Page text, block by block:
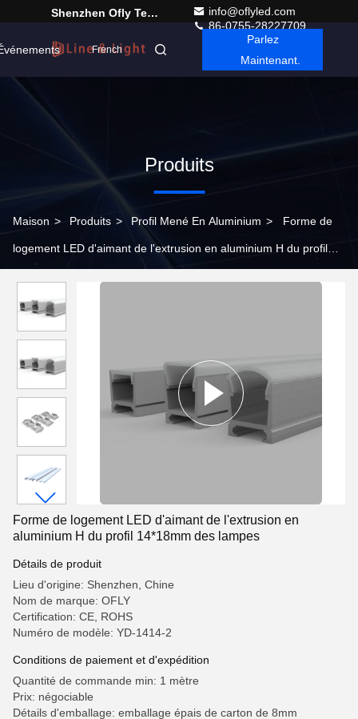
Shenzhen Ofly Technology Co.,Limited
info@oflyled.com
86-0755-28227709
French
Parlez
Maintenant.
Produits
Maison > Produits > Profil Mené En Aluminium > Forme de
logement LED d'aimant de l'extrusion en aluminium H du profil
Forme de logement LED d'aimant de l'extrusion en
aluminium H du profil 14*18mm des lampes
Détails de produit
Lieu d'origine: Shenzhen, Chine
Nom de marque: OFLY
Certification: CE, ROHS
Numéro de modèle: YD-1414-2
Conditions de paiement et d'expédition
Quantité de commande min: 1 mètre
Prix: négociable
Détails d'emballage: emballage épais de carton de 8mm